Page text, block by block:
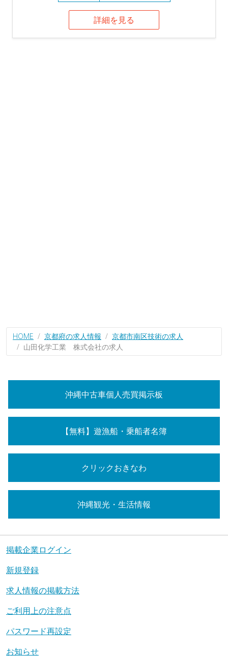
詳細を見る
HOME 京都府の求人情報
京都市南区技術の求人
山田化学工業 株式会社の求人
沖縄中古車個人売買掲示板
【無料】遊漁船・乗船者名簿
クリックおきなわ
沖縄観光・生活情報
掲載企業ログイン
新規登録
求人情報の掲載方法
ご利用上の注意点
パスワード再設定
お知らせ